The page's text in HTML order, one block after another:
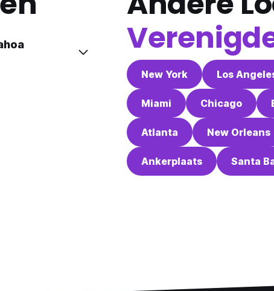
New York Los
Miami Chicago
Atlanta New Orleans
Ankerplaats Santa